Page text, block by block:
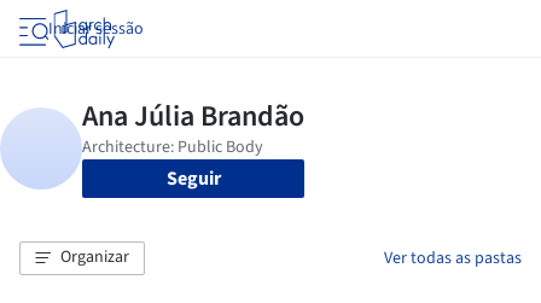
Iniciar sessão
Seguir
Organizar Ver todas as pastas